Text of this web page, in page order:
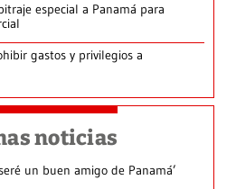
especial a Panamá para
gastos y privilegios a
noticias
un buen amigo de Panamá’